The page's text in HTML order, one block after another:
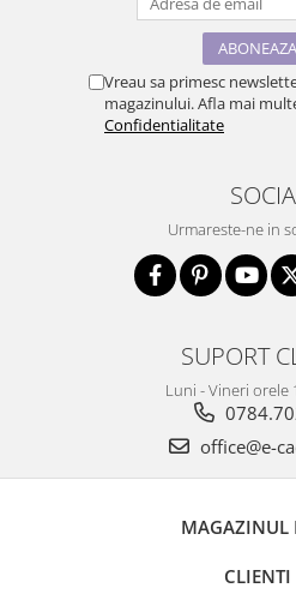
Vreau sa primesc
magazinului. Afla mai
Confidentialitate
Urmareste-ne in
SUPORT
Luni - Vineri orele
office@e-
MAGAZINUL
CLIENTI